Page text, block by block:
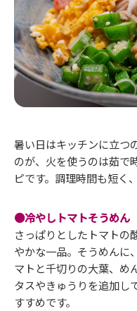
暑い日はキッチンに立つ
のが、火を使うのは茹で
ピです。調理時間も短く
●冷やしトマトそうめん
さっぱりとしたトマトの
やかな一品。そうめんに
マトと千切りの大葉、め
タスやきゅうりを追加し
すすめです。